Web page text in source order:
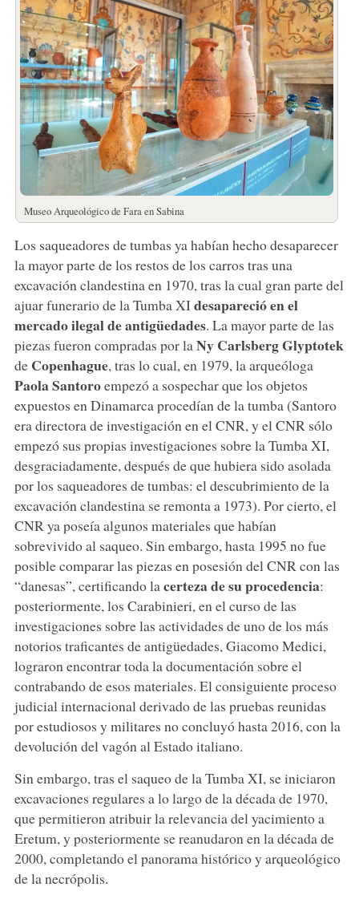
Museo Arqueológico de Fara en Sabina
Los saqueadores de tumbas ya habían hecho desaparecer
la mayor parte de los restos de los carros tras una
excavación clandestina en 1970, tras la cual gran parte del
ajuar funerario de la Tumba XIdesapareció en el
mercado ilegal de antigüedades. La mayor parte de las
piezas fueron compradas por la Ny Carlsberg Glyptotek
de Copenhague, tras lo cual, en 1979, la arqueóloga
Paola Santoroempezó a sospechar que los objetos
expuestos en Dinamarca procedían de la tumba (Santoro
era directora de investigación en el CNR, y el CNR sólo
empezó sus propias investigaciones sobre la Tumba XI,
desgraciadamente, después de que hubiera sido asolada
por los saqueadores de tumbas: el descubrimiento de la
excavación clandestina se remonta a 1973). Por cierto, el
CNR ya poseía algunos materiales que habían
sobrevivido al saqueo. Sin embargo, hasta 1995 no fue
posible comparar las piezas en posesión del CNR con las
“danesas”, certificando la certeza de su procedencia:
posteriormente, los Carabinieri, en el curso de las
investigaciones sobre las actividades de uno de los más
notorios traficantes de antigüedades, Giacomo Medici,
lograron encontrar toda la documentación sobre el
contrabando de esos materiales. El consiguiente proceso
judicial internacional derivado de las pruebas reunidas
por estudiosos y militares no concluyó hasta 2016, con la
devolución del vagón al Estado italiano.
Sin embargo, tras el saqueo de la Tumba XI, se iniciaron
excavaciones regulares a lo largo de la década de 1970,
que permitieron atribuir la relevancia del yacimiento a
Eretum, y posteriormente se reanudaron en la década de
2000, completando el panorama histórico y arqueológico
de la necrópolis.